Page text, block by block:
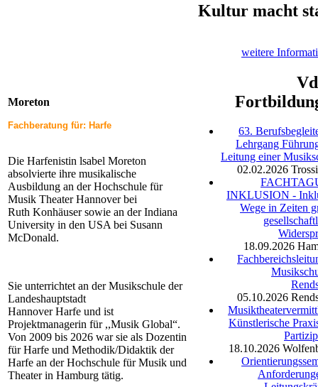
Moreton
Fachberatung für: Harfe
Die Harfenistin lsabel Moreton
absolvierte ihre musikalische
Ausbildung an der Hochschule für
Musik Theater Hannover bei
Ruth Konhäuser sowie an der Indiana
University in den USA bei Susann
McDonald.
Sie unterrichtet an der Musikschule der
Landeshauptstadt
Hannover Harfe und ist
Projektmanagerin für ,,Musik Global“.
Von 2009 bis 2026 war sie als Dozentin
für Harfe und Methodik/Didaktik der
Harfe an der Hochschule für Musik und
Theater in Hamburg tätig.
Kultur macht
weitere
63.
Lehrgang
Leitung einer
02.02.2026
INKLUSION -
Wege in Zeiten
18.09.2026
05.10.2026
Künstlerische
18.10.2026